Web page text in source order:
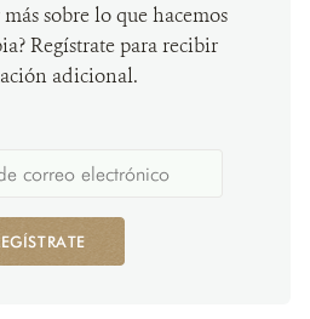
más sobre lo que hacemos
Regístrate para recibir
adicional.